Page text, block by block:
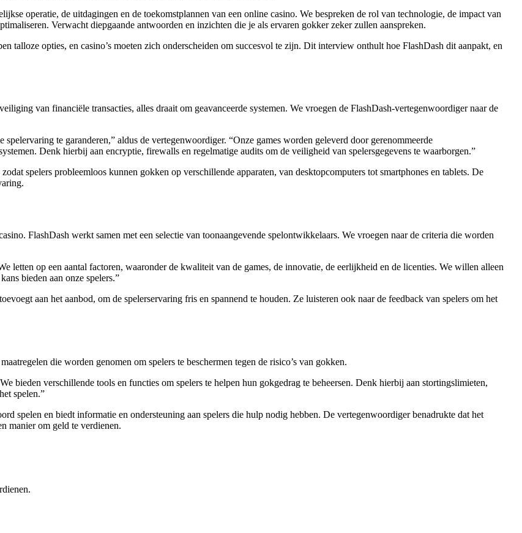
operatie, de uitdagingen en de toekomstplannen van een online casino. We bespreken de rol van technologie, de impact van
Verwacht diepgaande antwoorden en inzichten die je als ervaren gokker zeker zullen aanspreken.
talloze opties, en casino’s moeten zich onderscheiden om succesvol te zijn. Dit interview onthult hoe FlashDash dit aanpakt, en
van financiële transacties, alles draait om geavanceerde systemen. We vroegen de FlashDash-vertegenwoordiger naar de
te garanderen,” aldus de vertegenwoordiger. “Onze games worden geleverd door gerenommeerde
Denk hierbij aan encryptie, firewalls en regelmatige audits om de veiligheid van spelersgegevens te waarborgen.”
spelers probleemloos kunnen gokken op verschillende apparaten, van desktopcomputers tot smartphones en tablets. De
FlashDash werkt samen met een selectie van toonaangevende spelontwikkelaars. We vroegen naar de criteria die worden
letten op een aantal factoren, waaronder de kwaliteit van de games, de innovatie, de eerlijkheid en de licenties. We willen alleen
bieden aan onze spelers.”
aan het aanbod, om de spelerservaring fris en spannend te houden. Ze luisteren ook naar de feedback van spelers om het
die worden genomen om spelers te beschermen tegen de risico’s van gokken.
bieden verschillende tools en functies om spelers te helpen hun gokgedrag te beheersen. Denk hierbij aan stortingslimieten,
spelen.”
spelen en biedt informatie en ondersteuning aan spelers die hulp nodig hebben. De vertegenwoordiger benadrukte dat het
manier om geld te verdienen.